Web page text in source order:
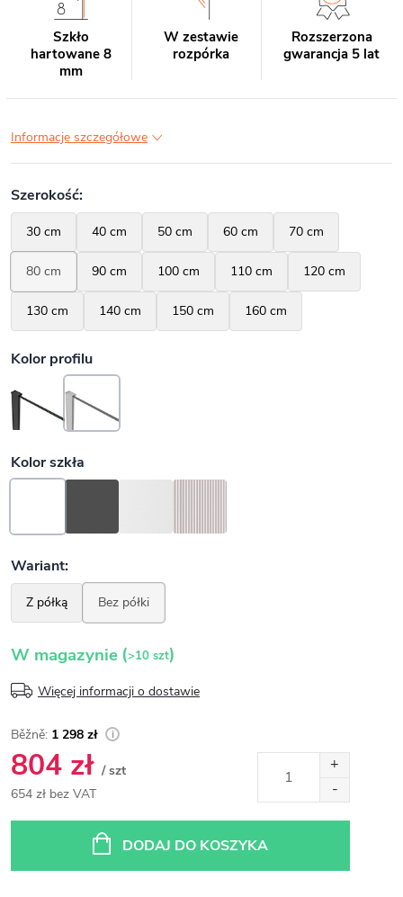
Szkło
hartowane 8
mm
W zestawie
rozpórka
Rozszerzona
gwarancja 5 lat
Informacje szczegółowe
W magazynie (>10 szt)
Więcej informacji o dostawie
1 298 zł
804 zł / szt
654 zł bez VAT
DODAJ DO KOSZYKA